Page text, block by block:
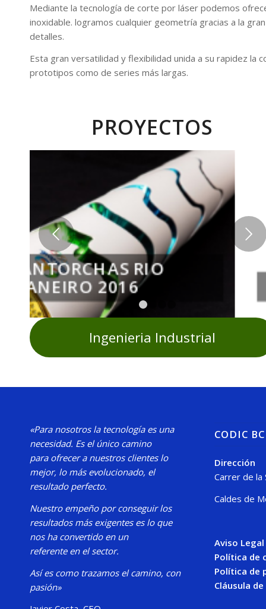
Mediante la tecnología de corte por láser podemos
inoxidable. logramos cualquier geometría gracias a la
detalles.
Esta gran versatilidad y flexibilidad unida a su rapidez la
prototipos como de series más largas.
PROYECTOS
MAQUINAS BINGO
Posterior
Ingenieria Industrial
PIEZAS DE
Anterior
«Para nosotros la tecnología es una
necesidad. Es el único camino
para ofrecer a nuestros clientes lo
mejor, lo más evolucionado, el
resultado perfecto.
Nuestro empeño por conseguir los
resultados más exigentes es lo que
nos ha convertido en un
referente en el sector.
Así es como trazamos el camino, con
pasión»
CODIC
Dirección
Carrer de la
Caldes de
Aviso Legal
Política de
Política de
Cláusula